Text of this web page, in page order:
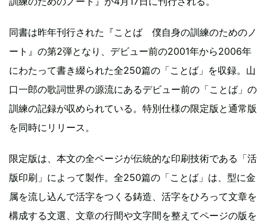
同書は昨年刊行された『ことば 僕自身の訓練のためのノ
ート』の第2弾となり、デビュー前の2001年から2006年
にわたって書き綴られた全250篇の「ことば」を収録。山
口一郎の歌詞世界の源流にあるデビュー前の「ことば」の
訓練の記録が収められている。特別仕様の限定版と通常版
を同時にリリース。
限定版は、本文の全ページが伝統的な印刷技術である「活
版印刷」によって製作。全250篇の「ことば」は、型に金
属を流し込んで活字をつくる鋳造、活字をひろって文章を
構成する文選、文章の行間や文字間を整えてページの版を